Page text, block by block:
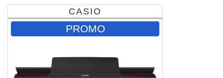
CASIO
PROMO